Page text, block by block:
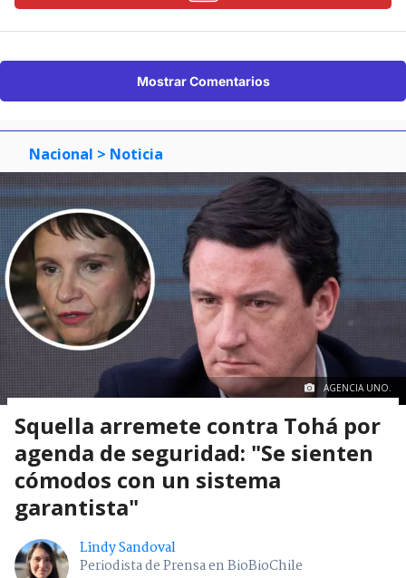
Mostrar Comentarios
Nacional > Noticia
AGENCIA UNO.
Squella arremete contra Tohá por
agenda de seguridad: "Se sienten
cómodos con un sistema
garantista"
Lindy Sandoval
Periodista de Prensa en BioBioChile